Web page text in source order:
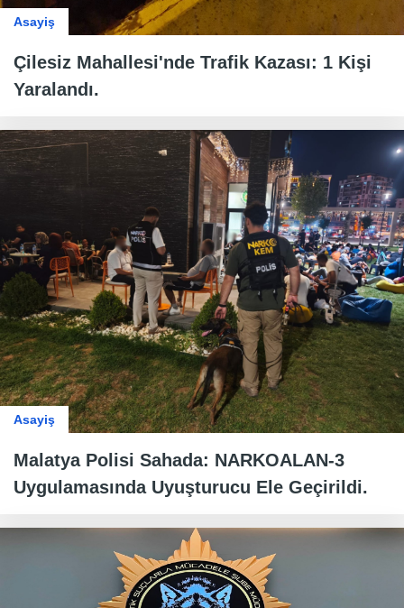
Asayiş
Çilesiz Mahallesi'nde Trafik Kazası: 1 Kişi
Yaralandı.
Asayiş
Malatya Polisi Sahada: NARKOALAN-3
Uygulamasında Uyuşturucu Ele Geçirildi.